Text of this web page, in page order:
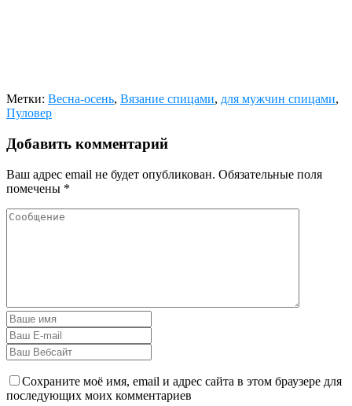
Метки: Весна-осень, Вязание спицами, для мужчин спицами,
Пуловер
Добавить комментарий
Ваш адрес email не будет опубликован. Обязательные поля
помечены *
Сохраните моё имя, email и адрес сайта в этом браузере для
последующих моих комментариев